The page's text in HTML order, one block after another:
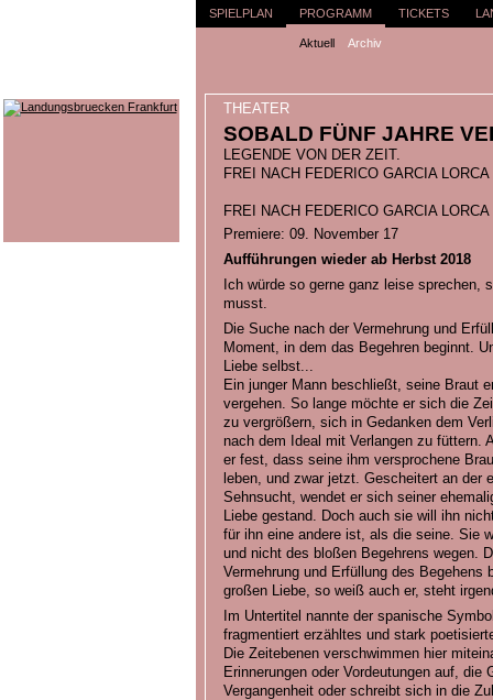
SPIELPLAN PROGRAMM
Aktuell Archiv
TICKETS
THEATER
SOBALD FÜNF JAHRE
LEGENDE VON DER ZEIT.
FREI NACH FEDERICO GARCIA LORCA
FREI NACH FEDERICO GARCIA LORCA
Premiere: 09. November 17
Aufführungen wieder ab Herbst 2018
Ich würde so gerne ganz leise sprechen,
musst.
Die Suche nach der Vermehrung und
Moment, in dem das Begehren beginnt.
Liebe selbst...
Ein junger Mann beschließt, seine Braut
vergehen. So lange möchte er sich die
zu vergrößern, sich in Gedanken dem
nach dem Ideal mit Verlangen zu füttern.
er fest, dass seine ihm versprochene
leben, und zwar jetzt. Gescheitert an der
Sehnsucht, wendet er sich seiner
Liebe gestand. Doch auch sie will ihn
für ihn eine andere ist, als die seine. Sie
und nicht des bloßen Begehrens wegen.
Vermehrung und Erfüllung des Begehens
großen Liebe, so weiß auch er, steht
Im Untertitel nannte der spanische
fragmentiert erzähltes und stark
Die Zeitebenen verschwimmen hier
Erinnerungen oder Vordeutungen auf, die
Vergangenheit oder schreibt sich in die